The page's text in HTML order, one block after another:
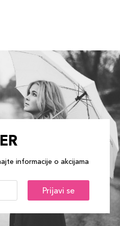
informacije o akcijama
Prijavi se